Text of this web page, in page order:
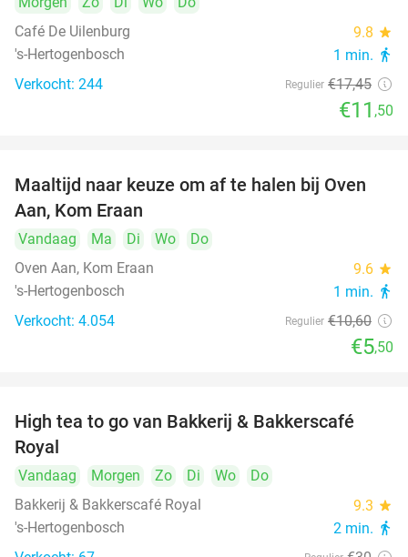
Café De Uilenburg
9.8 star
's-Hertogenbosch 1 min. directions_walk
Verkocht: 244 Regulier €17,45
€11 ,50
48%
Maaltijd naar keuze om af te halen bij Oven
Aan, Kom Eraan
Vandaag Ma Di Wo
Do
Oven Aan, Kom Eraan
9.6 star
's-Hertogenbosch 1 min. directions_walk
Verkocht: 4.054 Regulier €10,60
€5,50
40%
High tea to go van Bakkerij & Bakkerscafé
Royal
Vandaag Morgen Zo Di Wo
Do
Bakkerij & Bakkerscafé Royal
9.3 star
's-Hertogenbosch 2 min. directions_walk